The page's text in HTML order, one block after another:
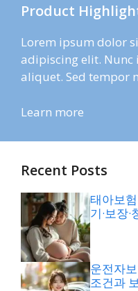
Product
Lorem ipsum dolor
adipiscing elit. Nunc
aliquet. Sed tempor
Learn more
Recent Posts
태아보
기·보장
운전자
조건과